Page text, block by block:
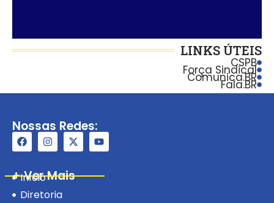
LINKS ÚTEIS
CSPB
Força Sindical
Comunica.BR
Fala.BR
Nossas Redes:
+ Ver Mais
Início
Diretoria